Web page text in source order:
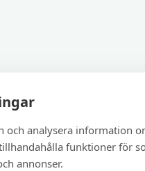
och analysera information
funktioner för
annonser.